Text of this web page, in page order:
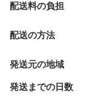
配送料の負担
配送の方法
発送元の地域
発送までの日数